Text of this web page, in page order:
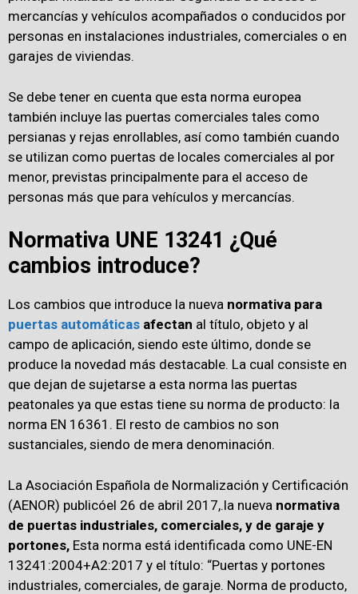
mercancías y vehículos acompañados o conducidos por
personas en instalaciones industriales, comerciales o en
garajes de viviendas.
Se debe tener en cuenta que esta norma europea
también incluye las puertas comerciales tales como
persianas y rejas enrollables, así como también cuando
se utilizan como puertas de locales comerciales al por
menor, previstas principalmente para el acceso de
personas más que para vehículos y mercancías.
Normativa UNE 13241 ¿Qué
cambios introduce?
Los cambios que introduce la nueva normativa para
puertas automáticas afectan al título, objeto y al
campo de aplicación, siendo este último, donde se
produce la novedad más destacable. La cual consiste en
que dejan de sujetarse a esta norma las puertas
peatonales ya que estas tiene su norma de producto: la
norma EN 16361. El resto de cambios no son
sustanciales, siendo de mera denominación.
La Asociación Española de Normalización y Certificación
(AENOR) publicóel 26 de abril 2017,.la nueva normativa
de puertas industriales, comerciales, y de garaje y
portones, Esta norma está identificada como UNE-EN
13241:2004+A2:2017 y el título: “Puertas y portones
industriales, comerciales, de garaje. Norma de producto,